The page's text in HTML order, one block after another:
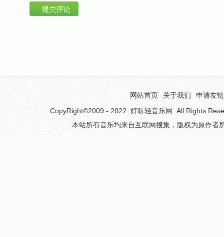
网站首页 关于我们
申请友链
CopyRight©2009 - 2022 好听轻音乐网
All Rights
本站所有音乐均来自互联网搜集，版权为原作者